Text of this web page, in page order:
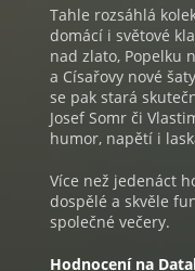
Tahle rozsáhlá
domácí i světové
nad zlato, Popelku
a Císařovy nové
se pak stará
Josef Somr či
humor, napětí i
Více než jedenáct
dospělé a skvěle
společné večery.
Hodnocení na